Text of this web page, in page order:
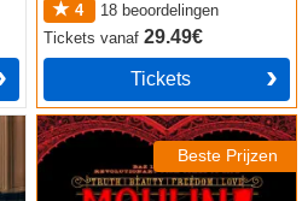
4
18 beoordelingen
Ticketsvanaf29.49€
Tickets
Beste Prijzen
Moulin Rouge! The Musical